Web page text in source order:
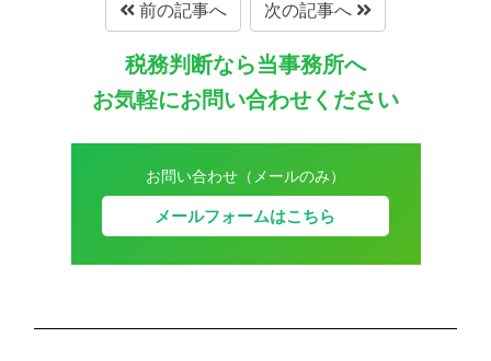
前の記事へ 次の記事へ
税務判断なら当事務所へ
お気軽にお問い合わせください
お問い合わせ（メールのみ）
メールフォームはこちら